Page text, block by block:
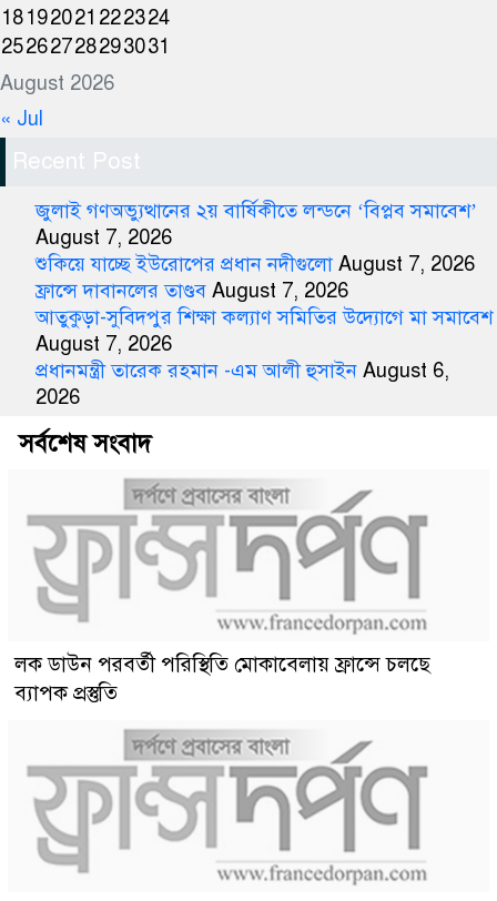
August 2026
18192021 222324
25262728293031
« Jul
Recent Post
জুলাই গণঅভ্যুত্থানের ২য় বার্ষিকীতে লন্ডনে ‘বিপ্লব সমাবেশ’
August 7, 2026
শুকিয়ে যাচ্ছে ইউরোপের প্রধান নদীগুলো August 7, 2026
ফ্রান্সে দাবানলের তাণ্ডব August 7, 2026
আতুকুড়া-সুবিদপুর শিক্ষা কল্যাণ সমিতির উদ্যোগে মা সমাবেশ
August 7, 2026
প্রধানমন্ত্রী তারেক রহমান -এম আলী হুসাইন August 6,
2026
সর্বশেষ সংবাদ
লক ডাউন পরবর্তী পরিস্থিতি মোকাবেলায় ফ্রান্সে চলছে
ব্যাপক প্রস্তুতি